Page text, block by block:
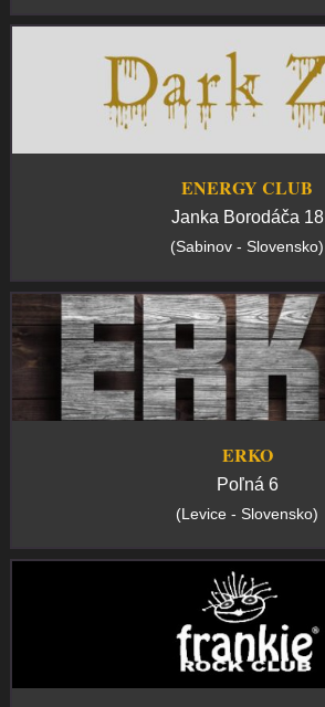
ENERGY CLUB
Janka Borodáča 18
(Sabinov - Slovensko)
ERKO
Poľná 6
(Levice - Slovensko)